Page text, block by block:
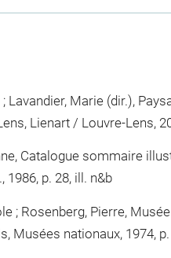
Lavandier, Marie (dir.),
Lienart / Louvre-Lens,
Catalogue sommaire
1986, p. 28, ill. n&b
; Rosenberg, Pierre,
Musées nationaux, 1974, p.